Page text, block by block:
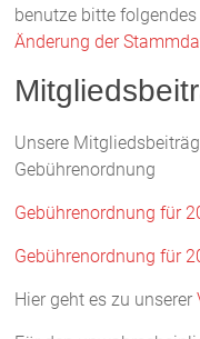
benutze bitte
Änderung der
Unsere
Gebührenordnung
Gebührenordnung für
Gebührenordnung für
Hier geht es zu unserer